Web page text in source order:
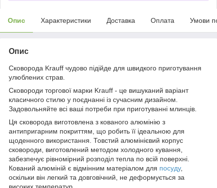
Опис Характеристики Доставка Оплата Умови
Опис
Сковорода Krauff чудово підійде для швидкого приготування
улюблених страв.
Сковороди торгової марки Krauff - це вишуканий варіант
класичного стилю у поєднанні із сучасним дизайном.
Задовольняйте всі ваші потреби при приготуванні млинців.
Ця сковорода виготовлена з кованого алюмінію з
антипригарним покриттям, що робить її ідеальною для
щоденного використання. Товстий алюмінієвий корпус
сковороди, виготовлений методом холодного кування,
забезпечує рівномірний розподіл тепла по всій поверхні.
Кований алюміній є відмінним матеріалом для посуду,
оскільки він легкий та довговічний, не деформується за
високих температур.